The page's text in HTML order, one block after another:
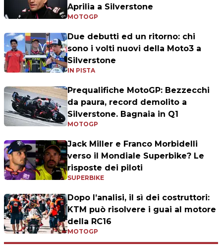
Aprilia a Silverstone
MOTOGP
Due debutti ed un ritorno: chi
sono i volti nuovi della Moto3 a
Silverstone
IN PISTA
Prequalifiche MotoGP: Bezzecchi
da paura, record demolito a
Silverstone. Bagnaia in Q1
MOTOGP
Jack Miller e Franco Morbidelli
verso il Mondiale Superbike? Le
risposte dei piloti
SUPERBIKE
Dopo l’analisi, il sì dei costruttori:
KTM può risolvere i guai al motore
della RC16
MOTOGP